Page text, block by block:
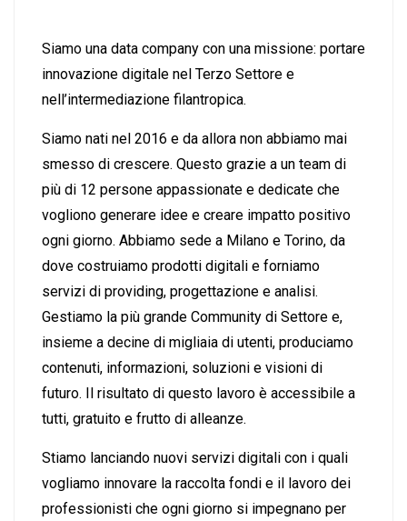
Siamo una data company con una missione: portare
innovazione digitale nel Terzo Settore e
nell’intermediazione filantropica.
Siamo nati nel 2016 e da allora non abbiamo mai
smesso di crescere. Questo grazie a un team di
più di 12 persone appassionate e dedicate che
vogliono generare idee e creare impatto positivo
ogni giorno. Abbiamo sede a Milano e Torino, da
dove costruiamo prodotti digitali e forniamo
servizi di providing, progettazione e analisi.
Gestiamo la più grande Community di Settore e,
insieme a decine di migliaia di utenti, produciamo
contenuti, informazioni, soluzioni e visioni di
futuro. Il risultato di questo lavoro è accessibile a
tutti, gratuito e frutto di alleanze.
Stiamo lanciando nuovi servizi digitali con i quali
vogliamo innovare la raccolta fondi e il lavoro dei
professionisti che ogni giorno si impegnano per